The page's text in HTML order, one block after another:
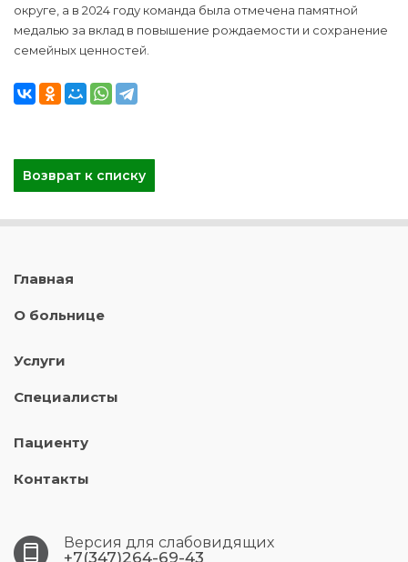
округе, а в 2024 году команда была отмечена памятной
медалью за вклад в повышение рождаемости и сохранение
семейных ценностей.
Возврат к списку
Главная
О больнице
Услуги
Специалисты
Пациенту
Контакты
Версия для слабовидящих
+7(347)264-69-43